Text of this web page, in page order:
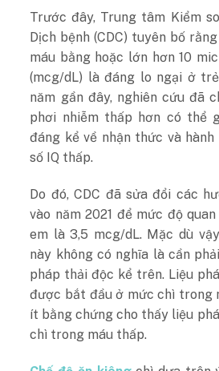
Trước đây, Trung tâm Kiểm
Dịch bệnh (CDC) tuyên bố
máu bằng hoặc lớn hơn 10
(mcg/dL) là đáng lo ngại ở
năm gần đây, nghiên cứu đã
phơi nhiễm thấp hơn có thể
đáng kể về nhận thức và
số IQ thấp.
Do đó, CDC đã sửa đổi các
vào năm 2021 để mức độ
em là 3,5 mcg/dL. Mặc dù
này không có nghĩa là cần
pháp thải độc kể trên. Liệu
được bắt đầu ở mức chì trong
ít bằng chứng cho thấy liệu
chì trong máu thấp.